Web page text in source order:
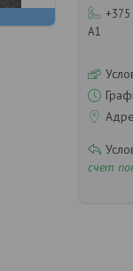
А1
счет